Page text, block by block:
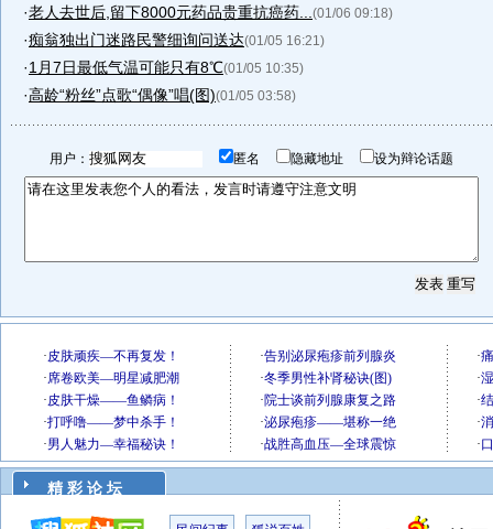
·老人去世后,留下8000元药品贵重抗癌药... (01/06 09:18)
·痴翁独出门迷路民警细询问送达(01/05 16:21)
·1月7日最低气温可能只有8℃(01/05 10:35)
·高龄“粉丝”点歌“偶像”唱(图)(01/05 03:58)
用户： 匿名 隐藏地址 设为辩论话题
精 彩 论 坛